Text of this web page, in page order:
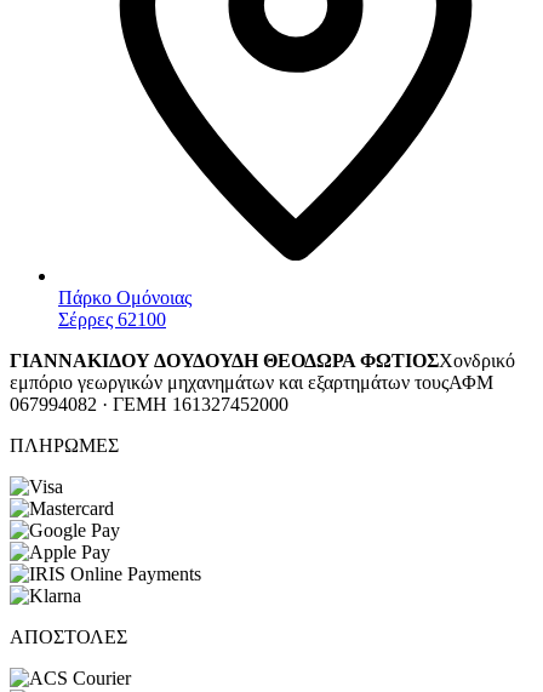
Πάρκο Ομόνοιας
Σέρρες 62100
ΓΙΑΝΝΑΚΙΔΟΥ ΔΟΥΔΟΥΔΗ ΘΕΟΔΩΡΑ ΦΩΤΙΟΣΧονδρικό
εμπόριο γεωργικών μηχανημάτων και εξαρτημάτων τουςΑΦΜ
067994082 · ΓΕΜΗ 161327452000
ΠΛΗΡΩΜΕΣ
ΑΠΟΣΤΟΛΕΣ